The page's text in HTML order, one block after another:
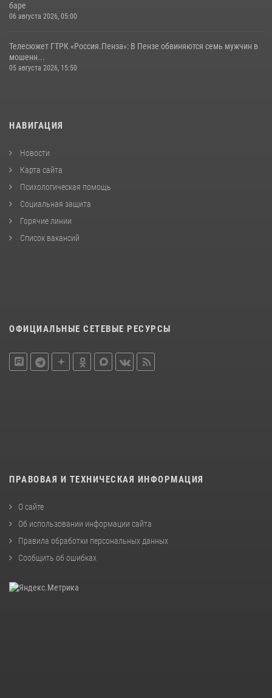
баре
06 августа 2026, 05:00
Телесюжет ГТРК «Россия.Пенза»: В Пензе обвиняются семь мужчин в
мошенн...
05 августа 2026, 15:50
НАВИГАЦИЯ
Новости
Карта сайта
Психологическая помощь
Социальная защита
Горячие линии
Список вакансий
ОФИЦИАЛЬНЫЕ СЕТЕВЫЕ РЕСУРСЫ
ПРАВОВАЯ И ТЕХНИЧЕСКАЯ ИНФОРМАЦИЯ
О сайте
Об использовании информации сайта
Правила обработки персональных данных
Сообщить об ошибках